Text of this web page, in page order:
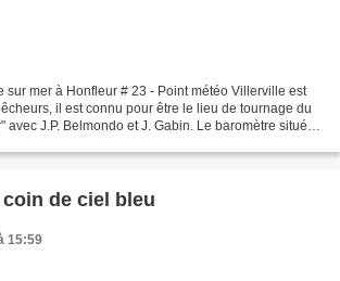
sur mer à Honfleur # 23 - Point météo Villerville est
il est connu pour être le lieu de tournage du
avec J.P. Belmondo et J. Gabin. Le baromètre situé
de ciel bleu
15:59